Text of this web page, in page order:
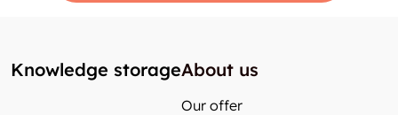
Knowledge storageAbout us
Our offer